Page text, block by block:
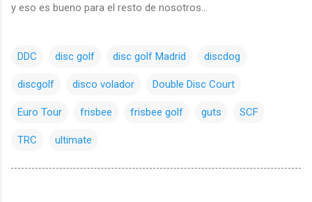
y eso es bueno para el resto de nosotros…
DDC disc golf disc golf Madrid discdog
discgolf disco volador Double Disc Court
Euro Tour frisbee frisbee golf guts SCF
TRC ultimate